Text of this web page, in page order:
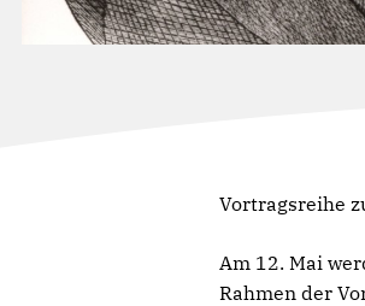
Vortragsreihe
Am 12. Mai
Rahmen der